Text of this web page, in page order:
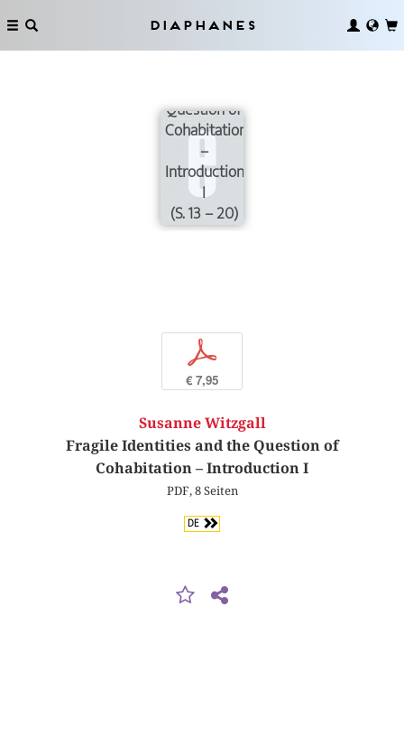
Diaphanes
Fragile
Question of
Cohabitation
–
Introduction
I
(S. 13 – 20)
p
€ 7,95
Susanne Witzgall
Fragile Identities and the Question of
Cohabitation – Introduction I
PDF, 8 Seiten
DE